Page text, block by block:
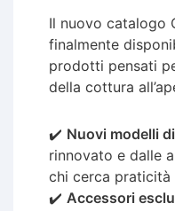
Il nuovo catalogo
finalmente
prodotti pensati
della cottura
✔️ Nuovi modelli
rinnovato e dalle
chi cerca praticità
✔️ Accessori